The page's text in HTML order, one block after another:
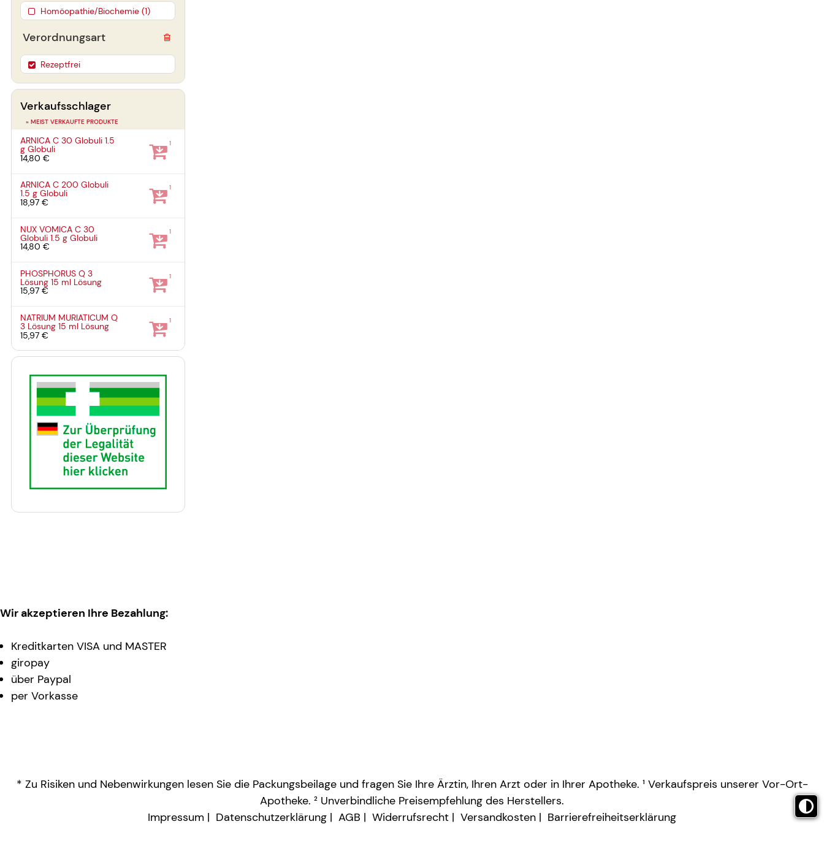
Homöopathie/Biochemie (1)
Verordnungsart
Rezeptfrei
Verkaufsschlager
» MEIST VERKAUFTE PRODUKTE
ARNICA C 30 Globuli1.5
gGlobuli
14,80 €
1
ARNICA C 200 Globuli
1.5 gGlobuli
18,97 €
1
NUX VOMICA C 30
Globuli1.5 gGlobuli
14,80 €
1
PHOSPHORUS Q 3
Lösung15 ml Lösung
15,97 €
1
NATRIUM MURIATICUM Q
3 Lösung15 ml Lösung
15,97 €
1
Wir akzeptieren Ihre Bezahlung:
Kreditkarten VISA und MASTER
giropay
über Paypal
per Vorkasse
* Zu Risiken und Nebenwirkungen lesen Sie die Packungsbeilage und fragen Sie Ihre Ärztin, Ihren Arzt oder in Ihrer Apotheke. ¹ Verkaufspreis unserer Vor-Ort-
Apotheke. ² Unverbindliche Preisempfehlung des Herstellers.
Impressum
Datenschutzerklärung AGB Widerrufsrecht Versandkosten Barrierefreiheitserklärung